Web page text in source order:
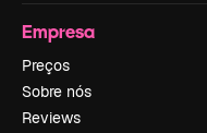
Empresa
Preços
Sobre nós
Reviews